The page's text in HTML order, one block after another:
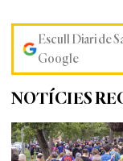
Escull Diari de
Google
NOTÍCIES